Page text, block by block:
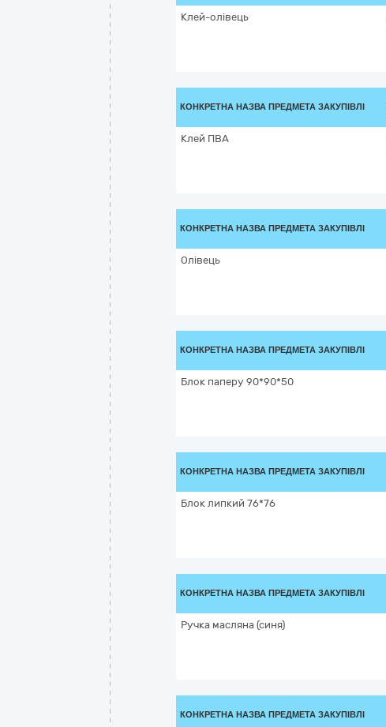
Клей-олівець
КОНКРЕТНА НАЗВА ПРЕДМЕТА ЗАКУПІВЛІ
Клей ПВА
КОНКРЕТНА НАЗВА ПРЕДМЕТА ЗАКУПІВЛІ
Олівець
КОНКРЕТНА НАЗВА ПРЕДМЕТА ЗАКУПІВЛІ
Блок паперу 90*90*50
КОНКРЕТНА НАЗВА ПРЕДМЕТА ЗАКУПІВЛІ
Блок липкий 76*76
КОНКРЕТНА НАЗВА ПРЕДМЕТА ЗАКУПІВЛІ
Ручка масляна (синя)
КОНКРЕТНА НАЗВА ПРЕДМЕТА ЗАКУПІВЛІ